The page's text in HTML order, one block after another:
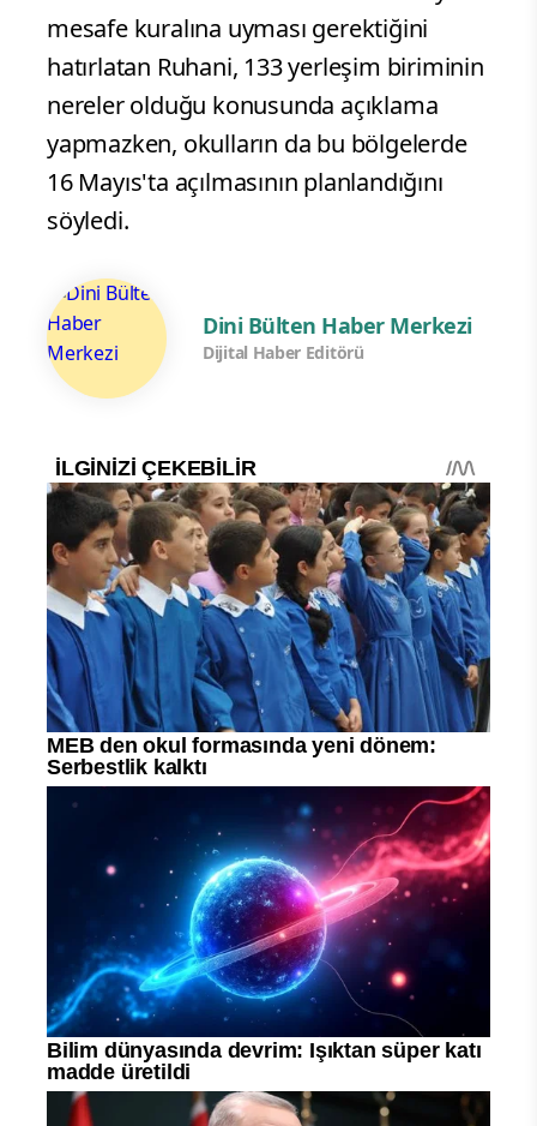
mesafe kuralına uyması gerektiğini
hatırlatan Ruhani, 133 yerleşim biriminin
nereler olduğu konusunda açıklama
yapmazken, okulların da bu bölgelerde
16 Mayıs'ta açılmasının planlandığını
söyledi.
Dini Bülten Haber Merkezi
Dijital Haber Editörü